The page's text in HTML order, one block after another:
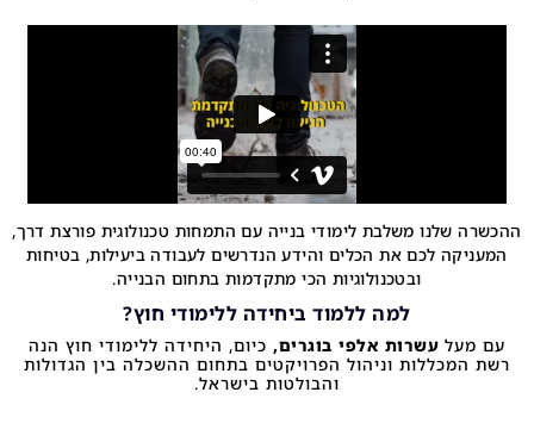
ההכשרה שלנו משלבת לימודי בנייה עם התמחות טכנולוגית פורצת דרך,
המעניקה לכם את הכלים והידע הנדרשים לעבודה ביעילות, בטיחות
ובטכנולוגיות הכי מתקדמות בתחום הבנייה.
למה ללמוד ביחידה ללימודי חוץ?
עם מעל עשרות אלפי בוגרים, כיום, היחידה ללימודי חוץ הנה
רשת המכללות וניהול הפרויקטים בתחום ההשכלה בין הגדולות
והבולטות בישראל.